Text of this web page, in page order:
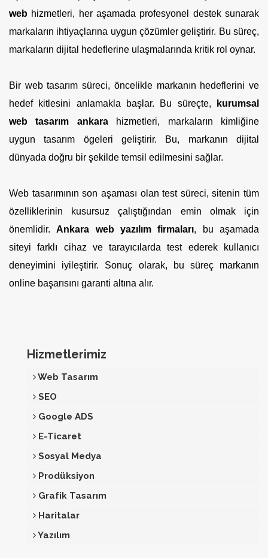
web hizmetleri, her aşamada profesyonel destek sunarak
markaların ihtiyaçlarına uygun çözümler geliştirir. Bu süreç,
markaların dijital hedeflerine ulaşmalarında kritik rol oynar.
Bir web tasarım süreci, öncelikle markanın hedeflerini ve
hedef kitlesini anlamakla başlar. Bu süreçte,
kurumsal
web tasarım ankarahizmetleri, markaların kimliğine
uygun tasarım ögeleri geliştirir. Bu, markanın dijital
dünyada doğru bir şekilde temsil edilmesini sağlar.
Web tasarımının son aşaması olan test süreci, sitenin tüm
özelliklerinin kusursuz çalıştığından emin olmak için
önemlidir.Ankara web yazılım firmaları, bu aşamada
siteyi farklı cihaz ve tarayıcılarda test ederek kullanıcı
deneyimini iyileştirir. Sonuç olarak, bu süreç markanın
online başarısını garanti altına alır.
Hizmetlerimiz
Web Tasarım
SEO
Google ADS
E-Ticaret
Sosyal Medya
Prodüksiyon
Grafik Tasarım
Haritalar
Yazılım